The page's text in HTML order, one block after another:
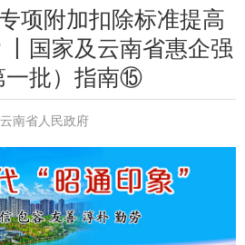
项附加扣除标准提高
国家及云南省惠企强
一批）指南⑮
南省人民政府